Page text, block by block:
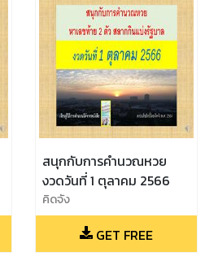
สนุกกับการคำนวณหวย
งวดวันที่ 1 ตุลาคม 2566
คิดจัง
GET FREE